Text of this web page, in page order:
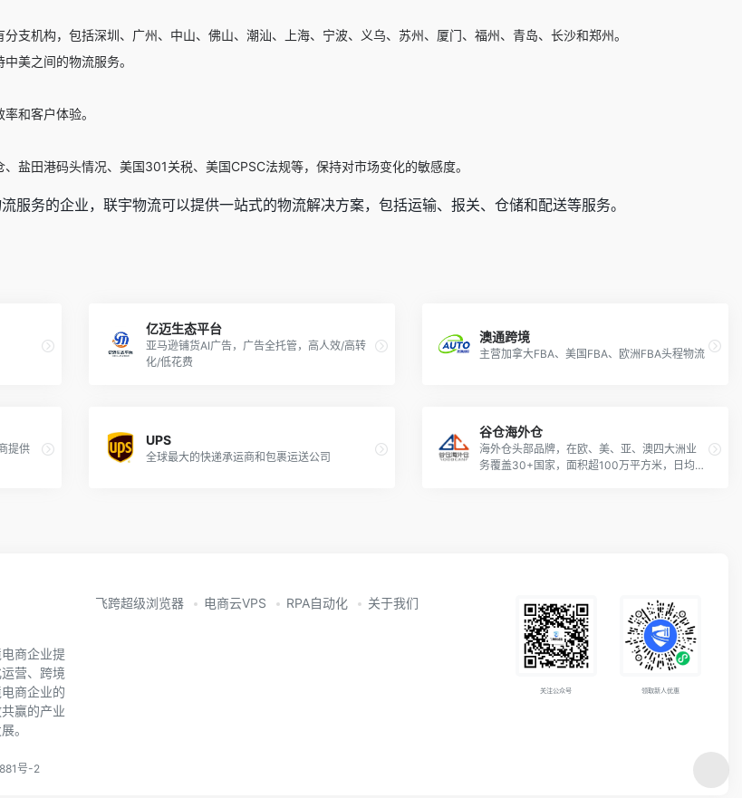
支机构，包括深圳、广州、中山、佛山、潮汕、上海、宁波、义乌、苏州、厦门、福州、青岛、长沙和郑州。
美之间的物流服务。
和客户体验。
盐田港码头情况、美国301关税、美国CPSC法规等，保持对市场变化的敏感度。
服务的企业，联宇物流可以提供一站式的物流解决方案，包括运输、报关、仓储和配送等服务。
亿迈生态平台
亚马逊铺货AI广告，广告全托管，高人效/高转
化/低花费
澳通跨境
主营加拿大FBA、美国FBA、欧洲FBA头程物流
提供
UPS
全球最大的快递承运商和包裹运送公司
谷仓海外仓
海外仓头部品牌，在欧、美、亚、澳四大洲业
务覆盖30+国家，面积超100万平方米，日均
商企业提
营、跨境
商企业的
赢的产业
。
飞跨超级浏览器 电商云VPS RPA自动化 关于我们
关注公众号 领取新人优惠
号-2